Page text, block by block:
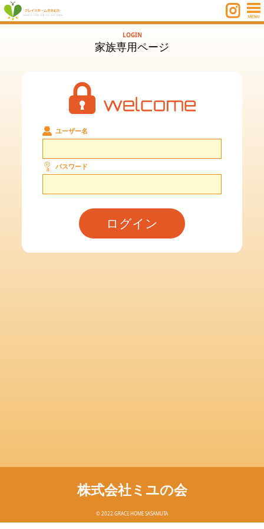
LOGIN
家族専用ページ
ユーザー名
パスワード
株式会社ミユの会
© 2022 GRACE HOME SASAMUTA